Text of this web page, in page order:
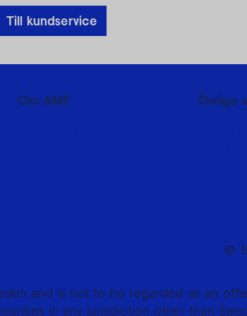
Till kundservice
Om AMF Övriga
©
and is not to be regarded as an
in any jurisdiction other than